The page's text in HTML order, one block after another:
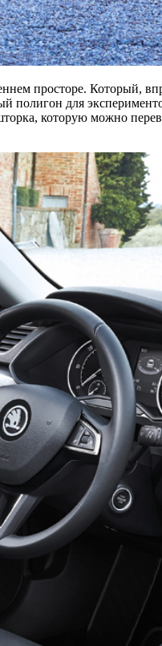
просторе.
полигон для
которую можно